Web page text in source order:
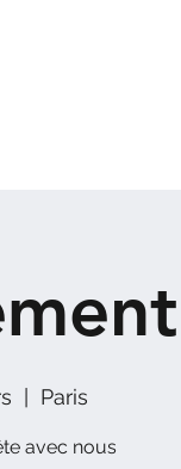
Paris
avec nous